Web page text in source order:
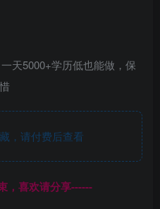
，请付费后查看
，喜欢请分享------